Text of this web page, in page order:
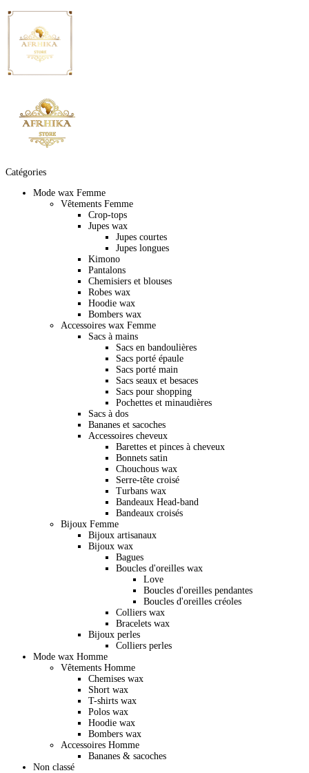
Catégories
Mode wax Femme
Vêtements Femme
Crop-tops
Jupes wax
Jupes courtes
Jupes longues
Kimono
Pantalons
Chemisiers et blouses
Robes wax
Hoodie wax
Bombers wax
Accessoires wax Femme
Sacs à mains
Sacs en bandoulières
Sacs porté épaule
Sacs porté main
Sacs seaux et besaces
Sacs pour shopping
Pochettes et minaudières
Sacs à dos
Bananes et sacoches
Accessoires cheveux
Barettes et pinces à cheveux
Bonnets satin
Chouchous wax
Serre-tête croisé
Turbans wax
Bandeaux Head-band
Bandeaux croisés
Bijoux Femme
Bijoux artisanaux
Bijoux wax
Bagues
Boucles d'oreilles wax
Love
Boucles d'oreilles pendantes
Boucles d'oreilles créoles
Colliers wax
Bracelets wax
Bijoux perles
Colliers perles
Mode wax Homme
Vêtements Homme
Chemises wax
Short wax
T-shirts wax
Polos wax
Hoodie wax
Bombers wax
Accessoires Homme
Bananes & sacoches
Non classé